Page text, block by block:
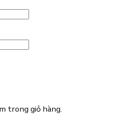
trong giỏ hàng.